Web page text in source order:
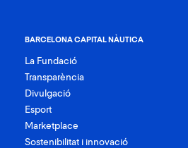
BARCELONA CAPITAL NÀUTICA
La Fundació
Transparència
Divulgació
Esport
Marketplace
Sostenibilitat i innovació